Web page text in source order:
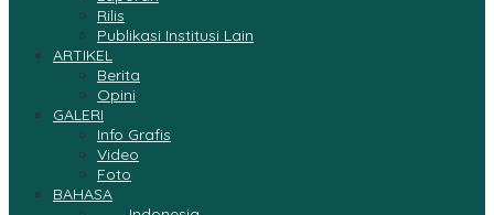
Rilis
Publikasi Institusi Lain
ARTIKEL
Berita
Opini
GALERI
Info Grafis
Video
Foto
BAHASA